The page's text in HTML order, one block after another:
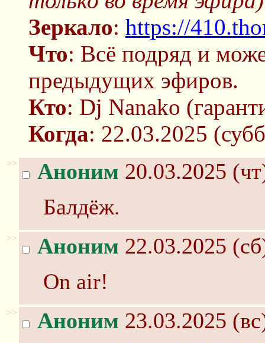
Зеркало: https://
Что: Всё подряд и
предыдущих эфиров.
Кто: Dj Nanako
Когда: 22.03.2025
>> Аноним 20.03.2025
Балдёж.
>> Аноним 22.03.2025
On air!
>> Аноним 23.03.2025